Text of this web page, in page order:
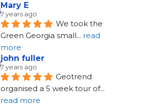
Mary E
7 years ago
We took the
Green Georgia small... read
more
john fuller
7 years ago
Geotrend
organised a 5 week tour of
read more